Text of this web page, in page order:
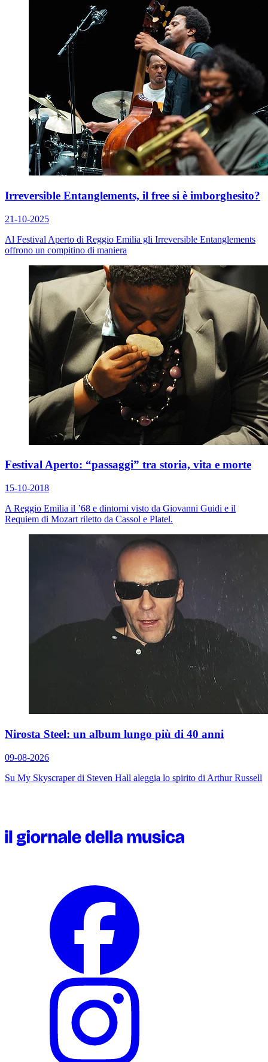
Irreversible Entanglements, il free si è imborghesito?
21-10-2025
Al Festival Aperto di Reggio Emilia gli Irreversible Entanglements
offrono un compitino di maniera
Festival Aperto: “passaggi” tra storia, vita e morte
15-10-2018
A Reggio Emilia il ’68 e dintorni visto da Giovanni Guidi e il
Requiem di Mozart riletto da Cassol e Platel.
Nirosta Steel: un album lungo più di 40 anni
09-08-2026
Su My Skyscraperdi Steven Hall aleggia lo spirito di Arthur Russell